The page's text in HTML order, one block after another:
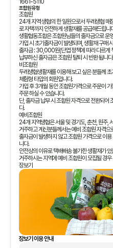
조합원 유형
조합원
24개 지역 생협의 한 일원으로서 두레생협 매
로 자택까지 안전하게 생활재를 공급해드립니
생활협동조합은 조합원님들의 출자금으로 운
가입 시 초기출자금이 발생되며, 생활재 구매
출자금 : 30,000원(단엽 정책에 따라 다르게
납부하신 출자금은 조합원 탈퇴 시 반환 됩니다.
비조합원
두레생협생활재를 이용해 보고 싶은 분들께
체험형 타입의 회원입니다.
가입 후 3개월 동안 조합원가격으로 주문이
주문 하실 수 있습니다.
단, 출자금 납부 시 조합원 자격으로 전환되어
다.
예비조합원
24개 지역생협은 서울 및 경기도, 춘천, 원주,
거주하고 계신분들께서는 예비 조합원 자격으
출자금이 발생하지 않고 조합원 가격으로 이
니다.
안전상의 이유로 택배배송 불가한 생활재가
거주하시는 지역에 예비 조합원이 모집될 경
장보기
장보기 이용 안내